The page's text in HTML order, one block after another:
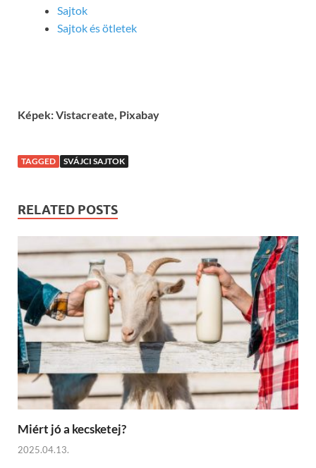
Sajtok
Sajtok és ötletek
Képek: Vistacreate, Pixabay
TAGGED SVÁJCI SAJTOK
RELATED POSTS
Miért jó a kecsketej?
2025.04.13.